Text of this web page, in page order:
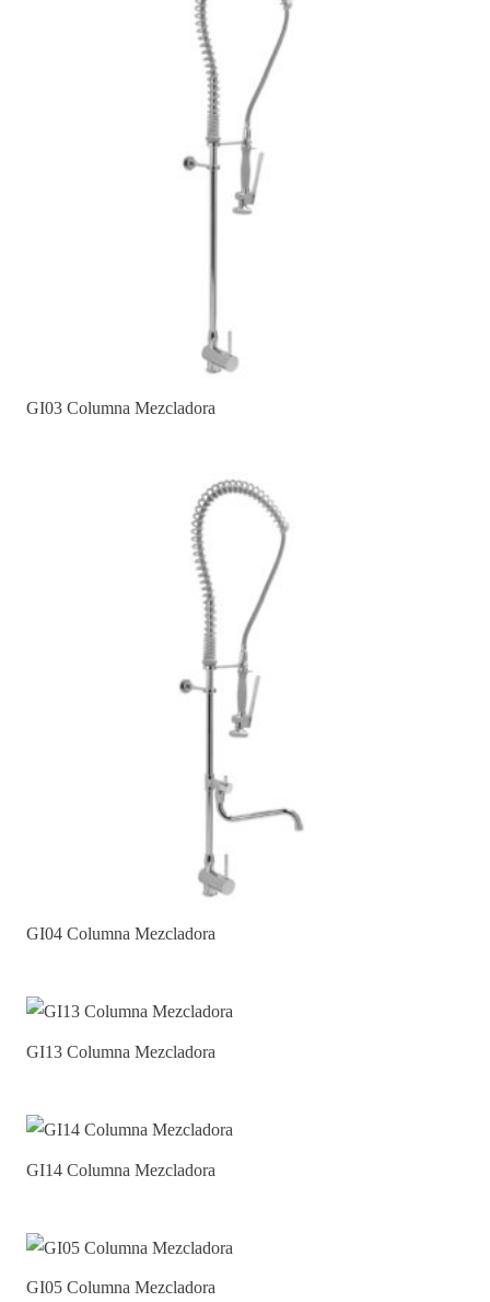
GI03 Columna Mezcladora
GI04 Columna Mezcladora
GI13 Columna Mezcladora
GI14 Columna Mezcladora
GI05 Columna Mezcladora